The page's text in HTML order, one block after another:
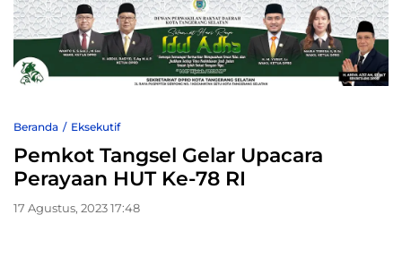
Beranda Eksekutif
Pemkot Tangsel Gelar Upacara
Perayaan HUT Ke-78 RI
17 Agustus, 2023 17:48